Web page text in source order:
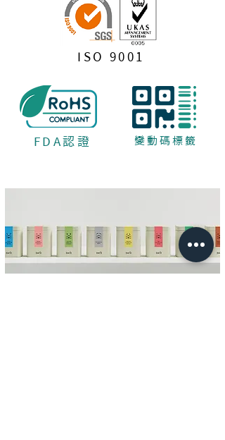
ISO 9001
FDA認證 變動碼標籤